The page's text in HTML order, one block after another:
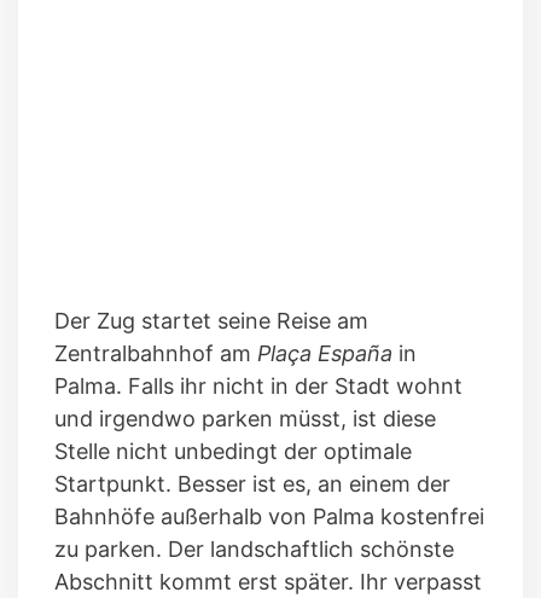
Der Zug startet seine Reise am
Zentralbahnhof am Plaça España in
Palma. Falls ihr nicht in der Stadt wohnt
und irgendwo parken müsst, ist diese
Stelle nicht unbedingt der optimale
Startpunkt. Besser ist es, an einem der
Bahnhöfe außerhalb von Palma kostenfrei
zu parken. Der landschaftlich schönste
Abschnitt kommt erst später. Ihr verpasst